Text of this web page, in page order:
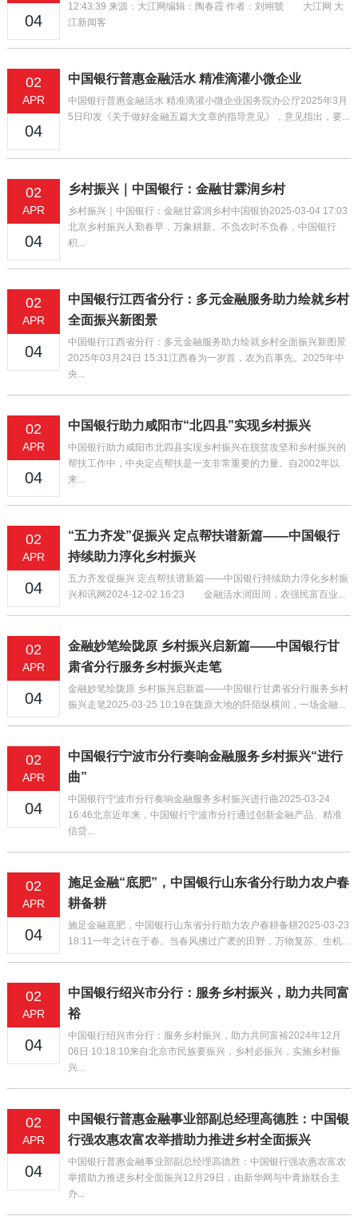
04
12:43:39 来源：大江网编辑：陶春霞 作者：刘翊虢 大江网 大
江新闻客
02
APR
04
中国银行普惠金融活水 精准滴灌小微企业
中国银行普惠金融活水 精准滴灌小微企业国务院办公厅2025年3月
5日印发《关于做好金融五篇大文章的指导意见》，意见指出，要...
02
APR
04
乡村振兴｜中国银行：金融甘霖润乡村
乡村振兴｜中国银行：金融甘霖润乡村中国银协2025-03-04 17:03
北京乡村振兴人勤春早，万象耕新。不负农时不负春，中国银行
积...
02
APR
04
中国银行江西省分行：多元金融服务助力绘就乡村
全面振兴新图景
中国银行江西省分行：多元金融服务助力绘就乡村全面振兴新图景
2025年03月24日 15:31江西春为一岁首，农为百事先。2025年中
央...
02
APR
04
中国银行助力咸阳市“北四县”实现乡村振兴
中国银行助力咸阳市北四县实现乡村振兴在脱贫攻坚和乡村振兴的
帮扶工作中，中央定点帮扶是一支非常重要的力量。自2002年以
来...
02
APR
04
“五力齐发”促振兴 定点帮扶谱新篇——中国银行
持续助力淳化乡村振兴
五力齐发促振兴 定点帮扶谱新篇——中国银行持续助力淳化乡村振
兴和讯网2024-12-02 16:23 金融活水润田间，农强民富百业...
02
APR
04
金融妙笔绘陇原 乡村振兴启新篇——中国银行甘
肃省分行服务乡村振兴走笔
金融妙笔绘陇原 乡村振兴启新篇——中国银行甘肃省分行服务乡村
振兴走笔2025-03-25 10:19在陇原大地的阡陌纵横间，一场金融...
02
APR
04
中国银行宁波市分行奏响金融服务乡村振兴“进行
曲”
中国银行宁波市分行奏响金融服务乡村振兴进行曲2025-03-24
16:46北京近年来，中国银行宁波市分行通过创新金融产品、精准
信贷...
02
APR
04
施足金融“底肥”，中国银行山东省分行助力农户春
耕备耕
施足金融底肥，中国银行山东省分行助力农户春耕备耕2025-03-23
18:11一年之计在于春。当春风拂过广袤的田野，万物复苏、生机...
02
APR
04
中国银行绍兴市分行：服务乡村振兴，助力共同富
裕
中国银行绍兴市分行：服务乡村振兴，助力共同富裕2024年12月
06日 10:18:10来自北京市民族要振兴，乡村必振兴，实施乡村振
兴...
02
APR
04
中国银行普惠金融事业部副总经理高德胜：中国银
行强农惠农富农举措助力推进乡村全面振兴
中国银行普惠金融事业部副总经理高德胜：中国银行强农惠农富农
举措助力推进乡村全面振兴12月29日，由新华网与中青旅联合主
办...